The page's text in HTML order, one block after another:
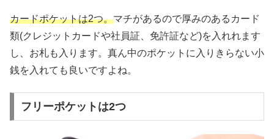
カードポケットは2つ。マチがあるので厚みのあるカード
類(クレジットカードや社員証、免許証など)を入れれます
し、お札も入ります。真ん中のポケットに入りきらない小
銭を入れても良いですよね。
フリーポケットは2つ